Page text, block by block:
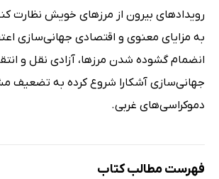
رویدادهاى بیرون از مرزهاى خویش نظارت
به مزایاى معنوى و اقتصادى جهانى‌سازى
انضمام گشوده شدن مرزها، آزادى نقل و
جهانى‌سازى آشکارا شروع کرده به تضعیف
دموکراسى‌هاى غربى.
فهرست مطالب کتاب